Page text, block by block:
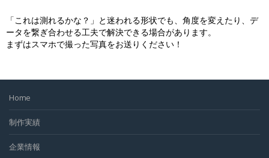
「これは測れるかな？」と迷われる形状でも、角度を変えたり、デ
ータを繋ぎ合わせる工夫で解決できる場合があります。
まずはスマホで撮った写真をお送りください！
Home
制作実績
企業情報